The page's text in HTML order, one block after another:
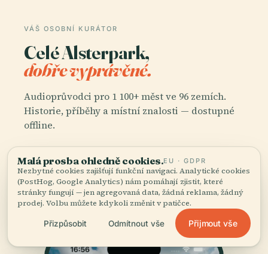
VÁŠ OSOBNÍ KURÁTOR
Celé Alsterpark,
dobře vyprávěné.
Audioprůvodci pro 1 100+ měst ve 96 zemích.
Historie, příběhy a místní znalosti — dostupné
offline.
Stáhnout aplikaci
Přidejte se k více než 50 000 cestovatelů
Malá prosba ohledně cookies.EU · GDPR
Nezbytné cookies zajišťují funkční navigaci. Analytické cookies
(PostHog, Google Analytics) nám pomáhají zjistit, které
stránky fungují — jen agregovaná data, žádná reklama, žádný
prodej. Volbu můžete kdykoli změnit v patičce.
Přizpůsobit Odmítnout vše Přijmout vše